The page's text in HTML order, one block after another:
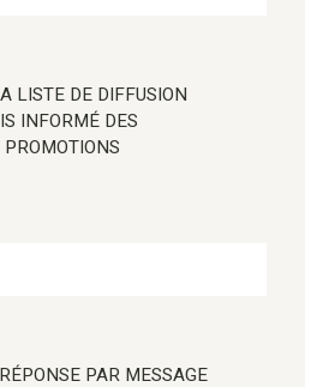
LISTE DE DIFFUSION
INFORMÉ DES
PAR MESSAGE